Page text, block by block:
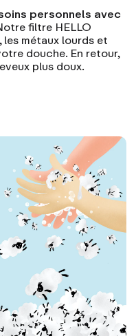
personnels avec
filtre HELLO
les métaux lourds et
douche. En retour,
plus doux.